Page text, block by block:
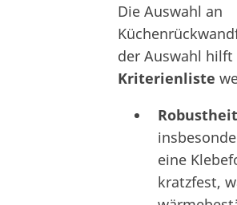
Die Auswahl an
der Auswahl
Kriterienliste
Robustheit
eine
kratzfest,